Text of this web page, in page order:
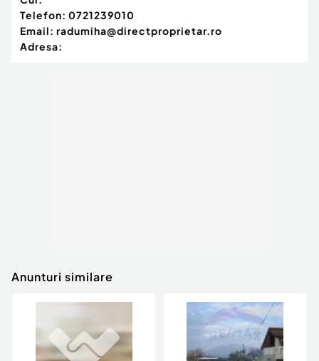
Gaz
Încălzire
Telefon: 0721239010
Email: radumiha@directproprietar.ro
Adresa:
Anunturi similare